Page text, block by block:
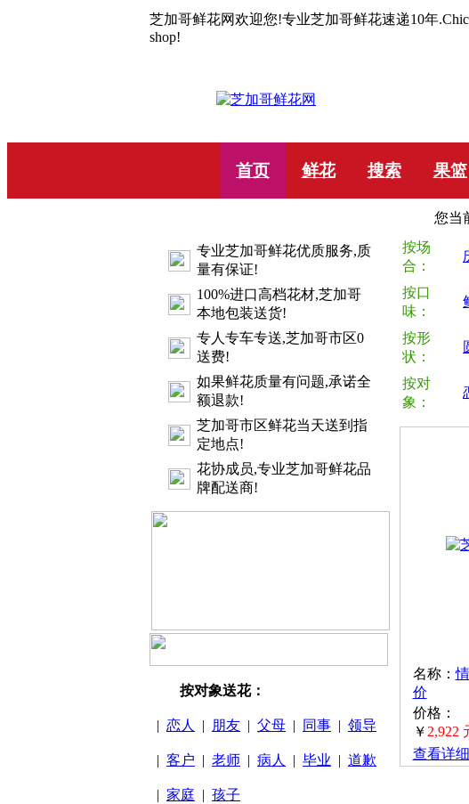
芝加哥鲜花网欢迎您!专业芝加哥鲜花速递10年
shop!
首页 鲜花 搜索 果篮
专业芝加哥鲜花优质服务,质
量有保证!
100%进口高档花材,芝加哥
本地包装送货!
专人专车专送,芝加哥市区0
送费!
如果鲜花质量有问题,承诺全
额退款!
芝加哥市区鲜花当天送到指
定地点!
花协成员,专业芝加哥鲜花品
牌配送商!
按对象送花：
| 恋人 | 朋友 | 父母 | 同事 | 领导
| 客户 | 老师 | 病人 | 毕业 | 道歉
| 家庭 | 孩子
您当前
按场
合：
按口
味：
按形
状：
按对
象：
名称：
价
价格：
￥ 2,922
查看详细